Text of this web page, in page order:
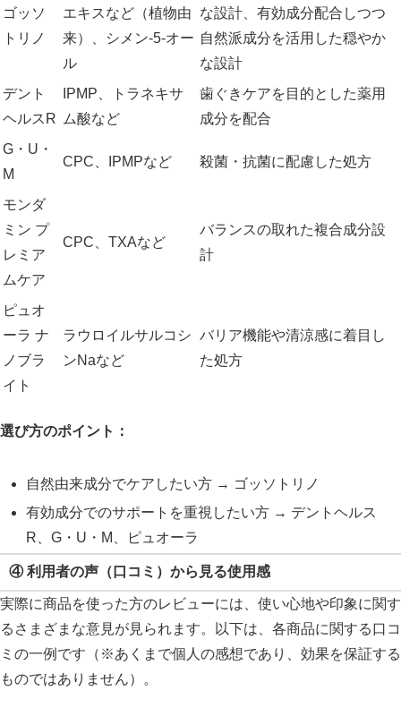
ゴッソ
トリノ
エキスなど（植物由
来）、シメン-5-オー
ル
な設計、有効成分配合しつつ
自然派成分を活用した穏やか
な設計
デント
ヘルスR
IPMP、トラネキサ
ム酸など
歯ぐきケアを目的とした薬用
成分を配合
G・U・
M
CPC、IPMPなど 殺菌・抗菌に配慮した処方
モンダ
ミン プ
レミア
ムケア
CPC、TXAなど
バランスの取れた複合成分設
計
ピュオ
ーラ ナ
ノブラ
イト
ラウロイルサルコシ
ンNaなど
バリア機能や清涼感に着目し
た処方
選び方のポイント：
自然由来成分でケアしたい方 → ゴッソトリノ
有効成分でのサポートを重視したい方 → デントヘルス
R、G・U・M、ピュオーラ
④ 利用者の声（口コミ）から見る使用感
実際に商品を使った方のレビューには、使い心地や印象に関す
るさまざまな意見が見られます。以下は、各商品に関する口コ
ミの一例です（※あくまで個人の感想であり、効果を保証する
ものではありません）。